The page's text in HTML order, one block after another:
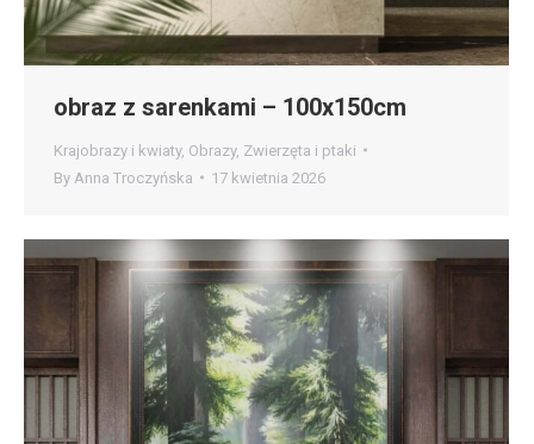
obraz z sarenkami – 100x150cm
Krajobrazy i kwiaty, Obrazy, Zwierzęta i ptaki
By Anna Troczyńska 17 kwietnia 2026